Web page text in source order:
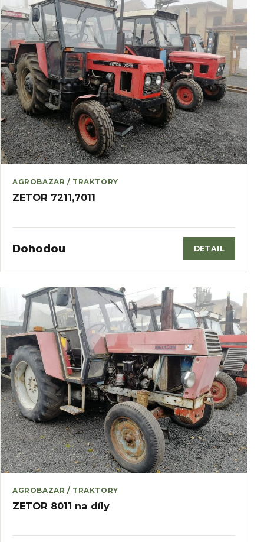
AGROBAZAR / TRAKTORY
ZETOR 7211,7011
Dohodou DETAIL
AGROBAZAR / TRAKTORY
ZETOR 8011 na díly